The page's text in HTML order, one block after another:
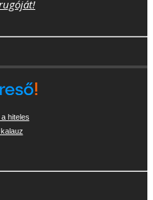
hiteles